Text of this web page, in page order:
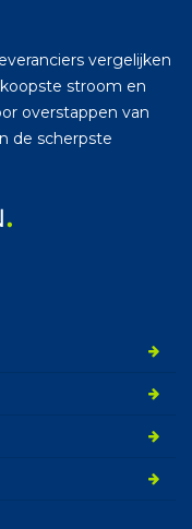
vergelijken
stroom en
overstappen van
de scherpste